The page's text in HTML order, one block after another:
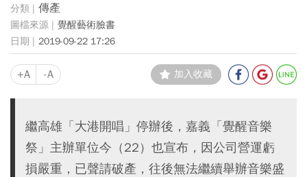
傳產
覺醒藝術臉書
2019-09-22 17:26
+A -A 加入收藏
繼高雄「大港開唱」停辦後，嘉義「覺醒音樂
祭」主辦單位今（22）也宣布，因公司營運虧
損嚴重，已聲請破產，往後無法繼續舉辦音樂盛